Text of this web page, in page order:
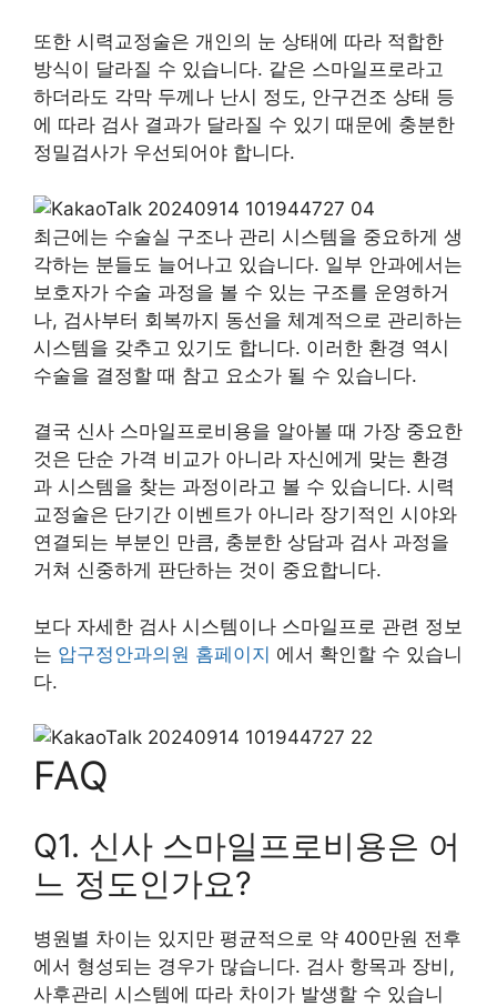
또한 시력교정술은 개인의 눈 상태에 따라 적합한
방식이 달라질 수 있습니다. 같은 스마일프로라고
하더라도 각막 두께나 난시 정도, 안구건조 상태 등
에 따라 검사 결과가 달라질 수 있기 때문에 충분한
정밀검사가 우선되어야 합니다.
최근에는 수술실 구조나 관리 시스템을 중요하게 생
각하는 분들도 늘어나고 있습니다. 일부 안과에서는
보호자가 수술 과정을 볼 수 있는 구조를 운영하거
나, 검사부터 회복까지 동선을 체계적으로 관리하는
시스템을 갖추고 있기도 합니다. 이러한 환경 역시
수술을 결정할 때 참고 요소가 될 수 있습니다.
결국 신사 스마일프로비용을 알아볼 때 가장 중요한
것은 단순 가격 비교가 아니라 자신에게 맞는 환경
과 시스템을 찾는 과정이라고 볼 수 있습니다. 시력
교정술은 단기간 이벤트가 아니라 장기적인 시야와
연결되는 부분인 만큼, 충분한 상담과 검사 과정을
거쳐 신중하게 판단하는 것이 중요합니다.
보다 자세한 검사 시스템이나 스마일프로 관련 정보
는 압구정안과의원 홈페이지 에서 확인할 수 있습니
다.
FAQ
Q1. 신사 스마일프로비용은 어
느 정도인가요?
병원별 차이는 있지만 평균적으로 약 400만원 전후
에서 형성되는 경우가 많습니다. 검사 항목과 장비,
사후관리 시스템에 따라 차이가 발생할 수 있습니